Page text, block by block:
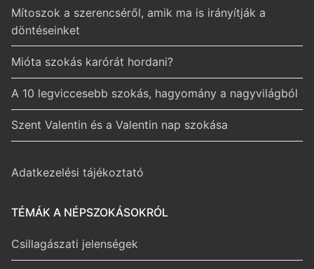
Mítoszok a szerencséről, amik ma is irányítják a
döntéseinket
Mióta szokás karórát hordani?
A 10 legviccesebb szokás, hagyomány a nagyvilágból
Szent Valentin és a Valentin nap szokása
Adatkezelési tájékoztató
TÉMÁK A NÉPSZOKÁSOKRÓL
Csillagászati jelenségek